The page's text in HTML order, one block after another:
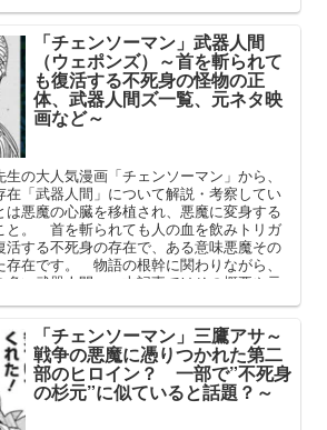
「チェンソーマン」武器人間
（ウェポンズ）～首を斬られて
も復活する不死身の怪物の正
体、武器人間ズ一覧、元ネタ映
画など～
の大人気漫画「チェンソーマン」から、
「武器人間」について解説・考察してい
悪魔の心臓を移植され、悪魔に変身する
と。 首を斬られても人の血を飲みトリガ
活する不死身の存在で、ある意味悪魔その
存在です。 物語の根幹に関わりながら、
多い武器人間。 本記事ではその概要や元
「チェンソーマン」三鷹アサ～
戦争の悪魔に憑りつかれた第二
部のヒロイン？ 一部で”不死身
の杉元”に似ていると話題？～